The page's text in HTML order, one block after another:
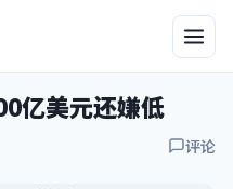
亿美元还嫌低
评论